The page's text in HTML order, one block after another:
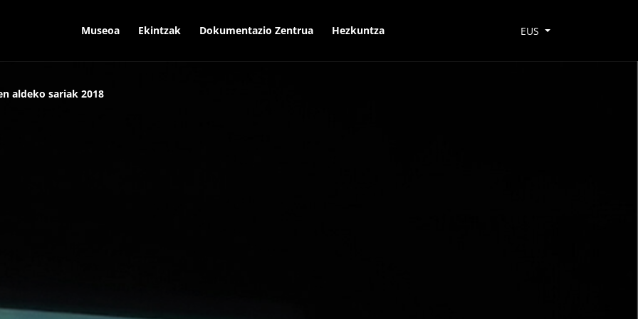
Museoa Ekintzak Dokumentazio Zentrua Hezkuntza EUS
aldeko sariak 2018